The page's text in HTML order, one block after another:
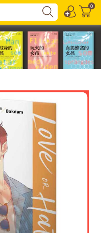
0